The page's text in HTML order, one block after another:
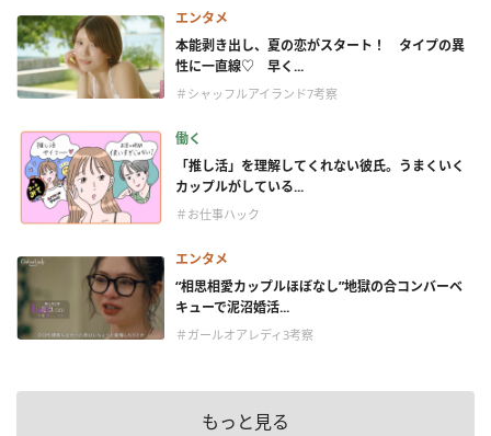
エンタメ
本能剥き出し、夏の恋がスタート！ タイプの異
性に一直線♡ 早く...
＃シャッフルアイランド7考察
働く
「推し活」を理解してくれない彼氏。うまくいく
カップルがしている...
＃お仕事ハック
エンタメ
“相思相愛カップルほぼなし”地獄の合コンバーベ
キューで泥沼婚活...
＃ガールオアレディ3考察
もっと見る